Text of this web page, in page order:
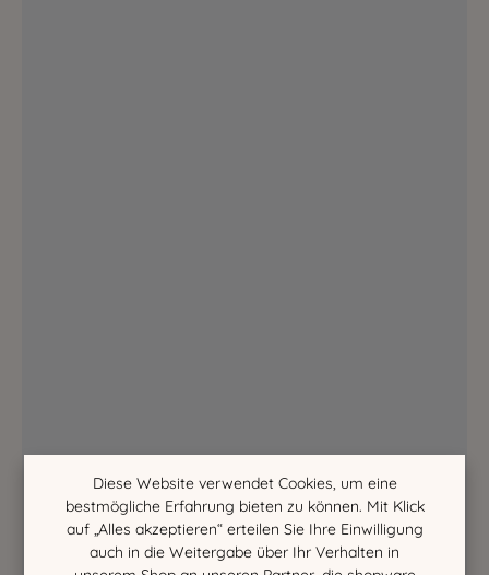
Diese Website verwendet Cookies, um eine
bestmögliche Erfahrung bieten zu können. Mit Klick
auf „Alles akzeptieren“ erteilen Sie Ihre Einwilligung
auch in die Weitergabe über Ihr Verhalten in